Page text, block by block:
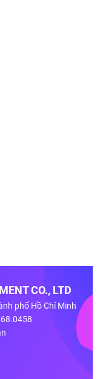
CO., LTD
phố Hồ Chí Minh